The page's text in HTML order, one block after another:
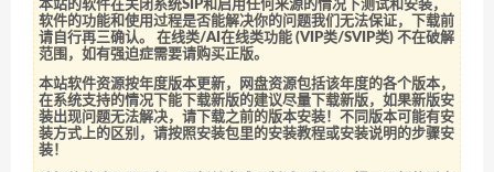
本站的软件在关闭系统SIP和启用任何来源的情况下测试和安装，
软件的功能和使用过程是否能解决你的问题我们无法保证，下载前
请自行再三确认。 在线类/AI在线类功能 (VIP类/SVIP类) 不在破解
范围，如有强迫症需要请购买正版。
本站软件资源按年度版本更新，网盘资源包括该年度的各个版本，
在系统支持的情况下能下载新版的建议尽量下载新版，如果新版安
装出现问题无法解决，请下载之前的版本安装！不同版本可能有安
装方式上的区别，请按照安装包里的安装教程或安装说明的步骤安
装！